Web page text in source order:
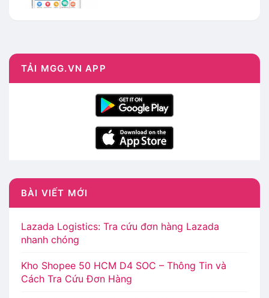
TẢI MGG.VN APP
BÀI VIẾT MỚI
Lazada Logistics: Tra cứu đơn hàng Lazada
nhanh chóng
Kho Shopee 50 HCM D4 SOC – Thông Tin và
Cách Tra Cứu Đơn Hàng